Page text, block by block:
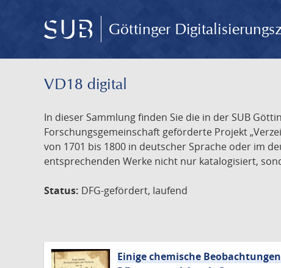
Göttinger
VD18 digital
In dieser Sammlung finden Sie die in der SUB
Forschungsgemeinschaft geförderte Projekt
von 1701 bis 1800 in deutscher Sprache oder im
entsprechenden Werke nicht nur katalogisiert,
Status: DFG-gefördert, laufend
Einige chemische